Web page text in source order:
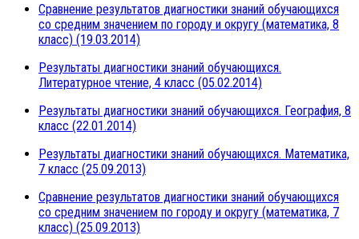
Сравнение результатов диагностики знаний обучающихся
со средним значением по городу и округу (математика, 8
класс) (19.03.2014)
Результаты диагностики знаний обучающихся.
Литературное чтение, 4 класс (05.02.2014)
Результаты диагностики знаний обучающихся. География, 8
класс (22.01.2014)
Результаты диагностики знаний обучающихся. Математика,
7 класс (25.09.2013)
Сравнение результатов диагностики знаний обучающихся
со средним значением по городу и округу (математика, 7
класс) (25.09.2013)